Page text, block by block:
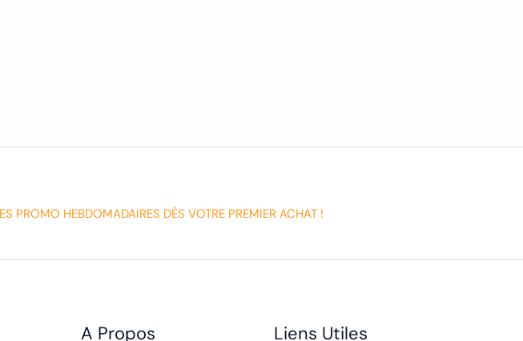
PROMO HEBDOMADAIRES DÈS VOTRE PREMIER ACHAT !
A Propos Liens Utiles